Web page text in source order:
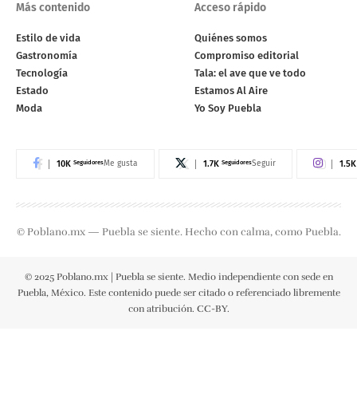
Más contenido
Estilo de vida
Gastronomía
Tecnología
Estado
Moda
Acceso rápido
Quiénes somos
Compromiso editorial
Tala: el ave que ve todo
Estamos Al Aire
Yo Soy Puebla
10K SeguidoresMe gusta 1.7K SeguidoresSeguir 1.5K
© Poblano.mx — Puebla se siente. Hecho con calma, como Puebla.
© 2025 Poblano.mx | Puebla se siente. Medio independiente con sede en
Puebla, México. Este contenido puede ser citado o referenciado libremente
con atribución. CC-BY.